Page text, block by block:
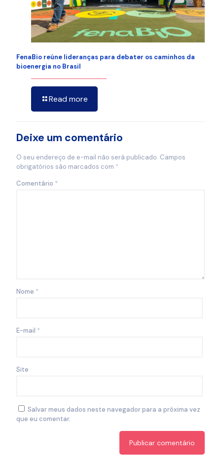
FenaBio reúne lideranças para debater os caminhos da
bioenergia no Brasil
Read more
Deixe um comentário
O seu endereço de e-mail não será publicado. Campos
obrigatórios são marcados com *
Comentário *
Nome *
E-mail *
Site
Salvar meus dados neste navegador para a próxima vez
que eu comentar.